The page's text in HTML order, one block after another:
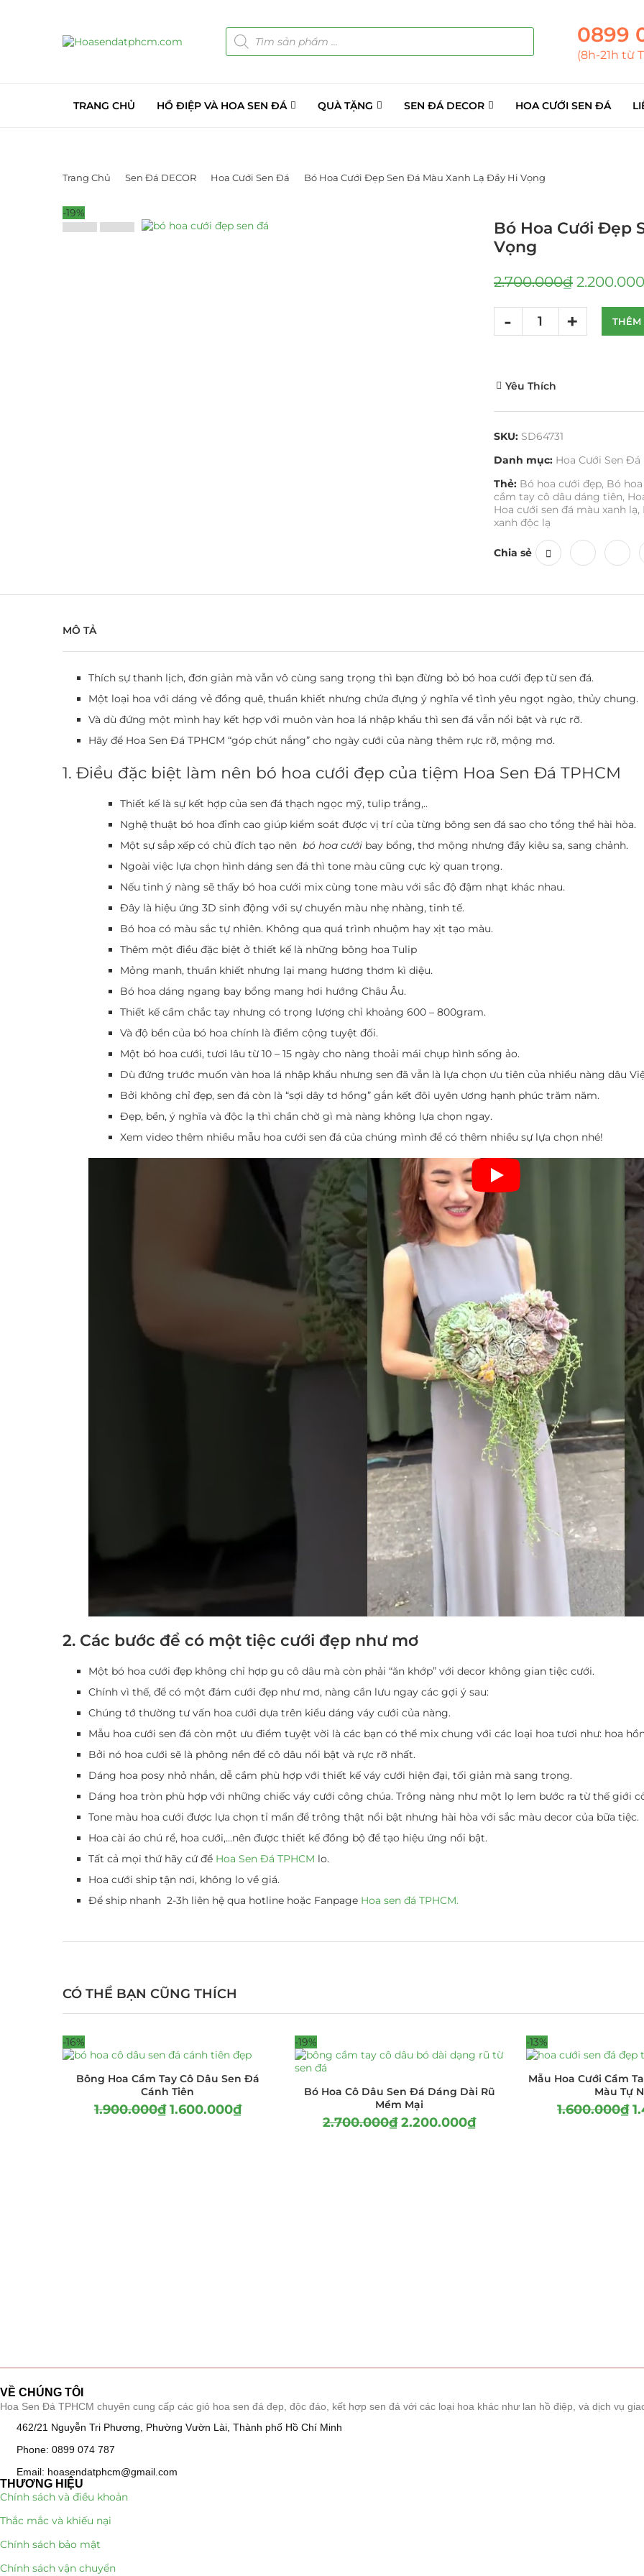
0899
(8h-21h từ
TRANG CHỦ HỒ ĐIỆP VÀ HOA SEN ĐÁ QUÀ TẶNG SEN ĐÁ DECOR HOA CƯỚI SEN ĐÁ
Trang Chủ Sen Đá DECOR Hoa Cưới Sen Đá Bó Hoa Cưới Đẹp Sen Đá Màu Xanh Lạ Đầy Hi Vọng
-19%
Bó Hoa Cưới Đẹp
Vọng
2.700.000₫ 2.200.000
THÊM
Yêu Thích
SKU: SD64731
Danh mục: Hoa Cưới Sen Đá
Thẻ: Bó hoa cưới đẹp, Bó
cầm tay cô dâu dáng tiên,
Hoa cưới sen đá màu xanh lạ,
xanh độc lạ
Chia sẻ
MÔ TẢ
Thích sự thanh lịch, đơn giản mà vẫn vô cùng sang trọng thì bạn đừng bỏ bó hoa cưới đẹp từ sen đá.
Một loại hoa với dáng vẻ đồng quê, thuần khiết nhưng chứa đựng ý nghĩa về tình yêu ngọt ngào, thủy chung.
Và dù đứng một mình hay kết hợp với muôn vàn hoa lá nhập khẩu thì sen đá vẫn nổi bật và rực rỡ.
Hãy để Hoa Sen Đá TPHCM “góp chút nắng” cho ngày cưới của nàng thêm rực rỡ, mộng mơ.
1. Điều đặc biệt làm nên bó hoa cưới đẹp của tiệm Hoa Sen Đá TPHCM
Thiết kế là sự kết hợp của sen đá thạch ngọc mỹ, tulip trắng,..
Nghệ thuật bó hoa đỉnh cao giúp kiểm soát được vị trí của từng bông sen đá sao cho tổng thể hài hòa.
Một sự sắp xếp có chủ đích tạo nên bó hoa cưới bay bổng, thơ mộng nhưng đầy kiêu sa, sang chảnh.
Ngoài việc lựa chọn hình dáng sen đá thì tone màu cũng cực kỳ quan trọng.
Nếu tinh ý nàng sẽ thấy bó hoa cưới mix cùng tone màu với sắc độ đậm nhạt khác nhau.
Đây là hiệu ứng 3D sinh động với sự chuyển màu nhẹ nhàng, tinh tế.
Bó hoa có màu sắc tự nhiên. Không qua quá trình nhuộm hay xịt tạo màu.
Thêm một điều đặc biệt ở thiết kế là những bông hoa Tulip
Mỏng manh, thuần khiết nhưng lại mang hương thơm kì diệu.
Bó hoa dáng ngang bay bổng mang hơi hướng Châu Âu.
Thiết kế cầm chắc tay nhưng có trọng lượng chỉ khoảng 600 – 800gram.
Và độ bền của bó hoa chính là điểm cộng tuyệt đối.
Một bó hoa cưới, tươi lâu từ 10 – 15 ngày cho nàng thoải mái chụp hình sống ảo.
Dù đứng trước muốn vàn hoa lá nhập khẩu nhưng sen đã vẫn là lựa chọn ưu tiên của nhiều nàng dâu
Bởi không chỉ đẹp, sen đá còn là “sợi dây tơ hồng” gắn kết đôi uyên ương hạnh phúc trăm năm.
Đẹp, bền, ý nghĩa và độc lạ thì chần chờ gì mà nàng không lựa chọn ngay.
Xem video thêm nhiều mẫu hoa cưới sen đá của chúng mình để có thêm nhiều sự lựa chọn nhé!
2. Các bước để có một tiệc cưới đẹp như mơ
Một bó hoa cưới đẹp không chỉ hợp gu cô dâu mà còn phải “ăn khớp” với decor không gian tiệc cưới.
Chính vì thế, để có một đám cưới đẹp như mơ, nàng cần lưu ngay các gợi ý sau:
Chúng tớ thường tư vấn hoa cưới dựa trên kiểu dáng váy cưới của nàng.
Mẫu hoa cưới sen đá còn một ưu điểm tuyệt vời là các bạn có thể mix chung với các loại hoa tươi như: hoa
Bởi nó hoa cưới sẽ là phông nền để cô dâu nổi bật và rực rỡ nhất.
Dáng hoa posy nhỏ nhắn, dễ cầm phù hợp với thiết kế váy cưới hiện đại, tối giản mà sang trọng.
Dáng hoa tròn phù hợp với những chiếc váy cưới công chúa. Trông nàng như một lọ lem bước ra từ thế giới
Tone màu hoa cưới được lựa chọn tỉ mẩn để trông thật nổi bật nhưng hài hòa với sắc màu decor của bữa tiệc.
Hoa cài áo chú rể, hoa cưới,…nên được thiết kế đồng bộ để tạo hiệu ứng nổi bật.
Tất cả mọi thứ hãy cứ để Hoa Sen Đá TPHCM lo.
Hoa cưới ship tận nơi, không lo về giá.
Để ship nhanh 2-3h liên hệ qua hotline hoặc Fanpage Hoa sen đá TPHCM.
CÓ THỂ BẠN CŨNG THÍCH
-16%
Bông Hoa Cầm Tay Cô Dâu Sen Đá
Cánh Tiên
1.900.000₫ 1.600.000₫
-19%
Bó Hoa Cô Dâu Sen Đá Dáng Dài Rũ
Mềm Mại
2.700.000₫ 2.200.000₫
-13%
Mẫu Hoa Cưới Cầm
Màu Tự
1.600.000₫
VỀ CHÚNG TÔI
Hoa Sen Đá TPHCM chuyên cung cấp các giỏ hoa sen đá đẹp, độc đáo, kết hợp sen đá với các loại hoa khác như lan hồ điệp, và dịch vụ
462/21 Nguyễn Tri Phương, Phường Vườn Lài, Thành phố Hồ Chí Minh
Phone: 0899 074 787
Email: hoasendatphcm@gmail.com
THƯƠNG HIỆU
Chính sách và điều khoản
Thắc mắc và khiếu nại
Chính sách bảo mật
Chính sách vận chuyển